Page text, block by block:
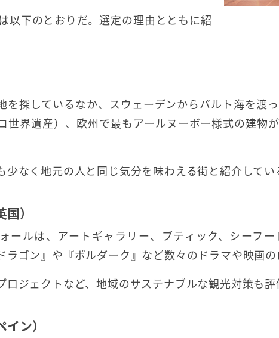
以下のとおりだ。選定の理由とともに紹
を探しているなか、スウェーデンからバルト海を渡
世界遺産）、欧州で最もアールヌーボー様式の建物
なく地元の人と同じ気分を味わえる街と紹介してい
）
ールは、アートギャラリー、ブティック、シーフ
ゴン』や『ポルダーク』など数々のドラマや映画の
ロジェクトなど、地域のサステナブルな観光対策も評
ン）